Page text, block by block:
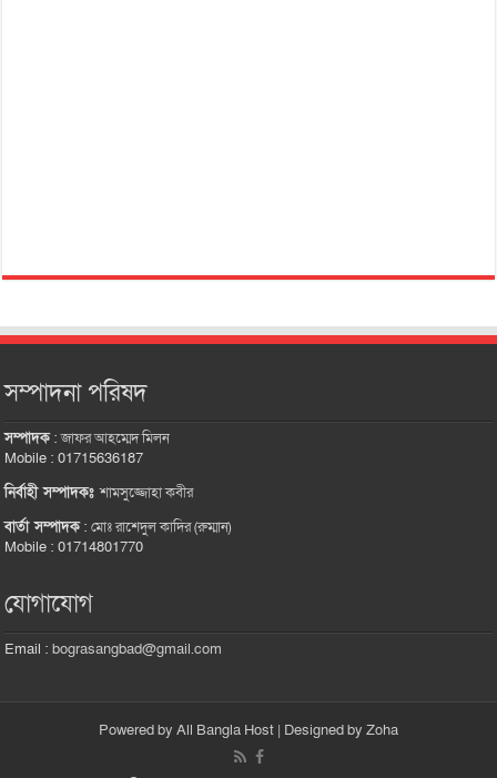
সম্পাদনা পরিষদ
সম্পাদক:জাফর আহম্মেদ মিলন
Mobile : 01715636187
নির্বাহী সম্পাদকঃশামসুজ্জোহা কবীর
বার্তা সম্পাদক:মোঃ রাশেদুল কাদির (রুম্মান)
Mobile : 01714801770
যোগাযোগ
Email :bograsangbad@gmail.com
Powered by All Bangla Host | Designed by Zoha